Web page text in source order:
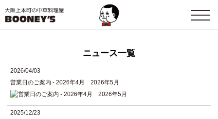
ニュース一覧
2026/04/03
営業日のご案内 - 2026年4月 2026年5月
2025/12/23